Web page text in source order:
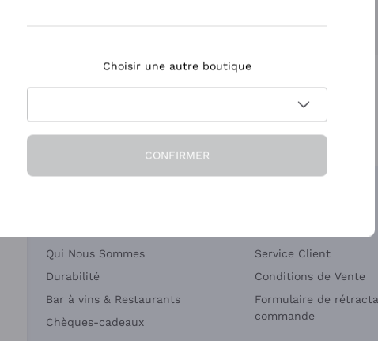
en 2-4 jours
en France
Paiement
en 3 fois
Qui Nous Sommes
Durabilité
Bar à vins & Restaurants
Chèques-cadeaux
Service Client
Conditions de Vente
Formulaire de
commande
Choisir une autre boutique
CONFIRMER